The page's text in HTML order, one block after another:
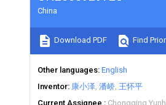
China
Download PDF Find
Other languages English
Inventor 康小泽 潘峤 王怀平
Current Assignee
Chongqing